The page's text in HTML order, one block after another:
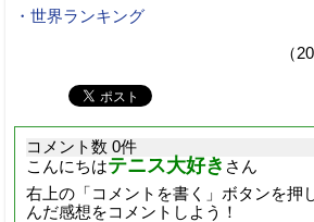
・世界ランキング
（
コメント数 0件
こんにちはテニス大好き さん
右上の「コメントを書く」ボタンを押
んだ感想をコメントしよう！